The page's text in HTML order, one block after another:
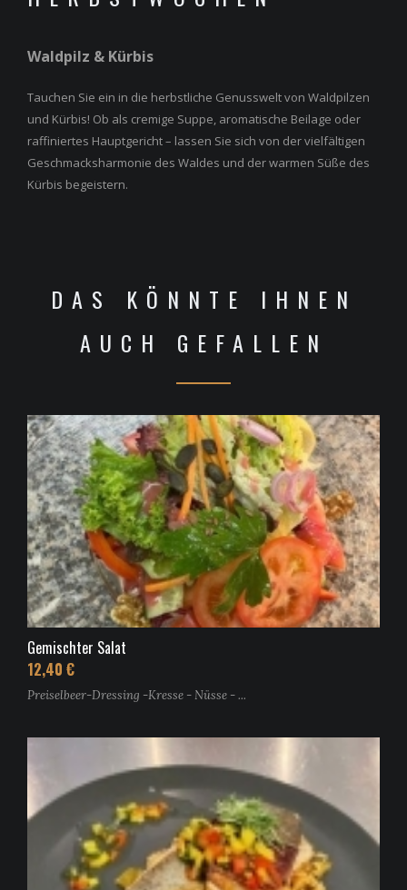
Waldpilz & Kürbis
Tauchen Sie ein in die herbstliche Genusswelt von Waldpilzen
und Kürbis! Ob als cremige Suppe, aromatische Beilage oder
raffiniertes Hauptgericht – lassen Sie sich von der vielfältigen
Geschmacksharmonie des Waldes und der warmen Süße des
Kürbis begeistern.
DAS KÖNNTE IHNEN
AUCH GEFALLEN
Gemischter Salat
12,40 €
Preiselbeer-Dressing -Kresse - Nüsse - ...